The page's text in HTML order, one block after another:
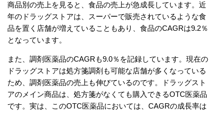
商品別の売上を見ると、食品の売上が急成長しています。近
年のドラッグストアは、スーパーで販売されているような食
品を置く店舗が増えていることもあり、食品のCAGRは9.2％
となっています。
また、調剤医薬品のCAGRも9.0％を記録しています。現在の
ドラッグストアは処方箋調剤も可能な店舗が多くなっている
ため、調剤医薬品の売上も伸びているのです。ドラッグスト
アのメイン商品は、処方箋がなくても購入できるOTC医薬品
です。実は、このOTC医薬品においては、CAGRの成長率は